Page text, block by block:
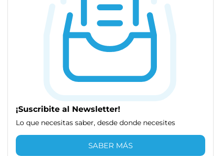
¡Suscribite al Newsletter!
Lo que necesitas saber, desde donde necesites
SABER MÁS